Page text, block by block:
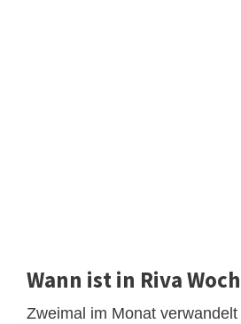
Wann ist in Riva
Zweimal im Monat